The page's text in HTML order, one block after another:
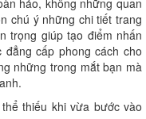
hảo, không những quan
chú ý những chi tiết trang
trọng giúp tạo điểm nhấn
cấp phong cách cho
những trong mắt bạn mà
thiếu khi vừa bước vào